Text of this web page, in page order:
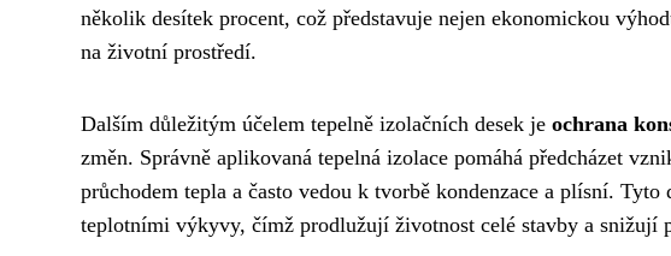
několik desítek procent, což představuje nejen ekonomickou
na životní prostředí.
Dalším důležitým účelem tepelně izolačních desek je ochrana
změn. Správně aplikovaná tepelná izolace pomáhá předcházet
průchodem tepla a často vedou k tvorbě kondenzace a plísní.
teplotními výkyvy, čímž prodlužují životnost celé stavby a snižují